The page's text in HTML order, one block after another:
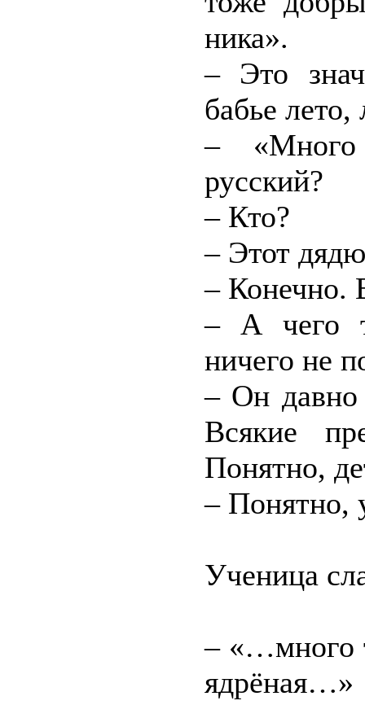
ника».
– Это
бабье
–
русский?
– Кто?
– Этот
– Конечно.
– А чего
ничего не
– Он давно
Всякие
Понятно,
– Понятно,
Ученица
– «…много